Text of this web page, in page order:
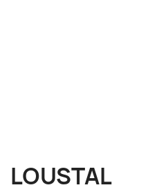
LOUSTAL